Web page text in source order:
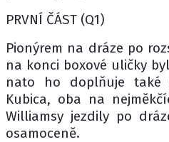
PRVNÍ ČÁST (Q1)
Pionýrem na dráze po
na konci boxové uličky
nato ho doplňuje také
Kubica, oba na
Williamsy jezdily po
osamoceně.